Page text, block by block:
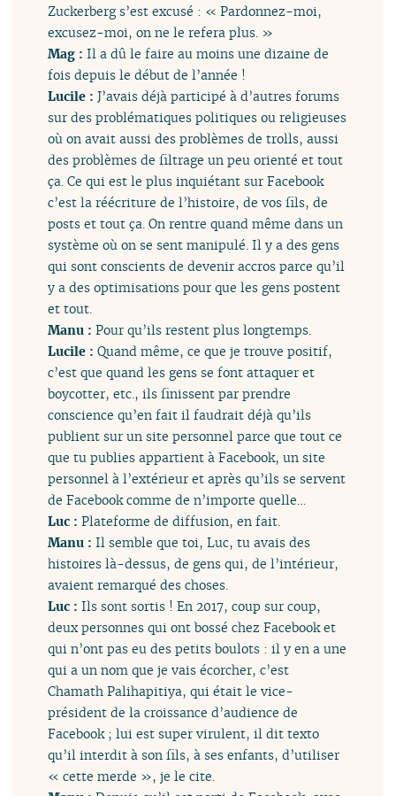
Zuckerberg s’est excusé : « Pardonnez-moi,
excusez-moi, on ne le refera plus. »
Mag :Il a dû le faire au moins une dizaine de
fois depuis le début de l’année !
Lucile :J’avais déjà participé à d’autres forums
sur des problématiques politiques ou religieuses
où on avait aussi des problèmes de trolls, aussi
des problèmes de filtrage un peu orienté et tout
ça. Ce qui est le plus inquiétant sur Facebook
c’est la réécriture de l’histoire, de vos fils, de
posts et tout ça. On rentre quand même dans un
système où on se sent manipulé. Il y a des gens
qui sont conscients de devenir accros parce qu’il
y a des optimisations pour que les gens postent
et tout.
Manu :Pour qu’ils restent plus longtemps.
Lucile :Quand même, ce que je trouve positif,
c’est que quand les gens se font attaquer et
boycotter, etc., ils finissent par prendre
conscience qu’en fait il faudrait déjà qu’ils
publient sur un site personnel parce que tout ce
que tu publies appartient à Facebook, un site
personnel à l’extérieur et après qu’ils se servent
de Facebook comme de n’importe quelle…
Luc :Plateforme de diffusion, en fait.
Manu :Il semble que toi, Luc, tu avais des
histoires là-dessus, de gens qui, de l’intérieur,
avaient remarqué des choses.
Luc :Ils sont sortis ! En 2017, coup sur coup,
deux personnes qui ont bossé chez Facebook et
qui n’ont pas eu des petits boulots : il y en a une
qui a un nom que je vais écorcher, c’est
Chamath Palihapitiya, qui était le vice-
président de la croissance d’audience de
Facebook ; lui est super virulent, il dit texto
qu’il interdit à son fils, à ses enfants, d’utiliser
« cette merde », je le cite.